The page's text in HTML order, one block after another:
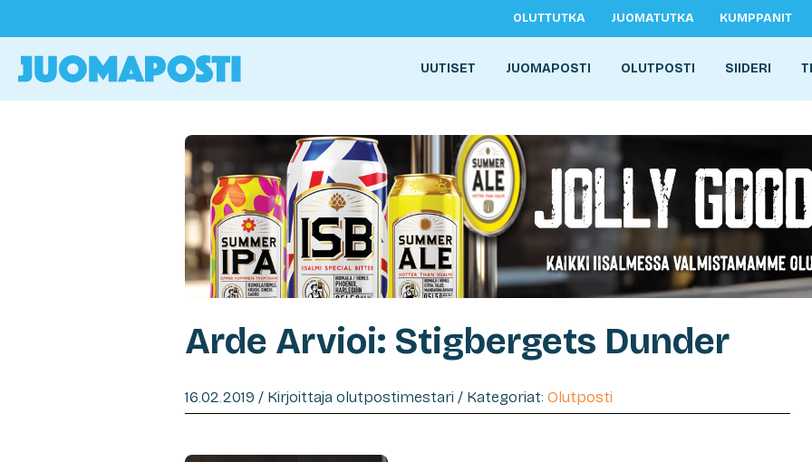
OLUTTUTKA JUOMATUTKA KUMPPANIT
UUTISET JUOMAPOSTI OLUTPOSTI SIIDERI
Arde Arvioi: Stigbergets Dunder
16.02.2019 / Kirjoittaja olutpostimestari / Kategoriat: Olutposti